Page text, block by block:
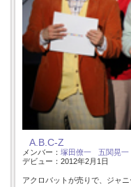
A.B.C-Z
メンバー： 塚田僚一 五関晃一
デビュー：2012年2月1日
アクロバットが売りで、ジャ